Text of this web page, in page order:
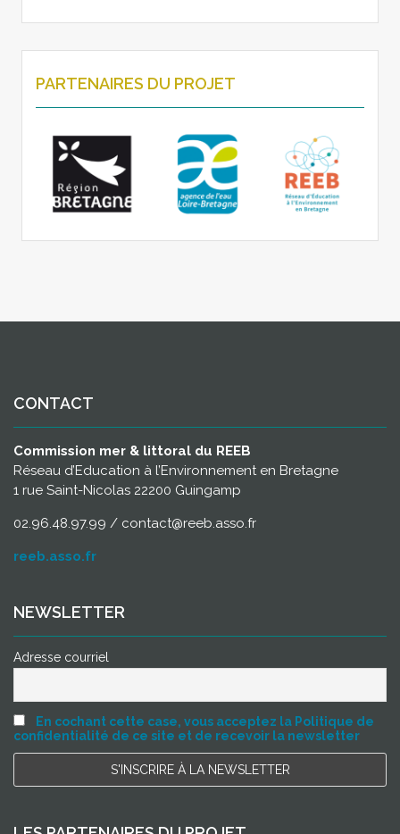
PARTENAIRES DU PROJET
CONTACT
Commission mer & littoral du REEB
Réseau d’Education à l’Environnement en Bretagne
1 rue Saint-Nicolas 22200 Guingamp
02.96.48.97.99 / contact@reeb.asso.fr
reeb.asso.fr
NEWSLETTER
Adresse courriel
En cochant cette case, vous acceptez la Politique de
confidentialité de ce site et de recevoir la newsletter